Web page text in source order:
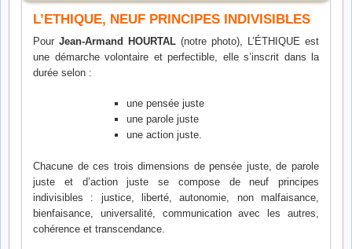
L’ETHIQUE, NEUF PRINCIPES INDIVISIBLES
Pour Jean-Armand HOURTAL (notre photo), L’ÉTHIQUE est
une démarche volontaire et perfectible, elle s’inscrit dans la
durée selon :
une pensée juste
une parole juste
une action juste.
Chacune de ces trois dimensions de pensée juste, de parole
juste et d’action juste se compose de neuf principes
indivisibles : justice, liberté, autonomie, non malfaisance,
bienfaisance, universalité, communication avec les autres,
cohérence et transcendance.